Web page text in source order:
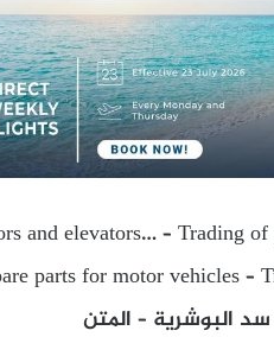
and elevators… – Trading
parts for motor vehicles –